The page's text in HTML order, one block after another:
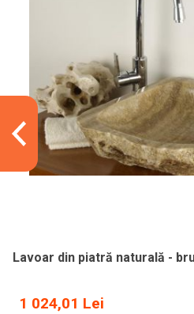
Lavoar din piatră naturală -
1 024,01 Lei